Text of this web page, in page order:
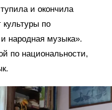
и окончила
культуры по
народная музыка».
по национальности,